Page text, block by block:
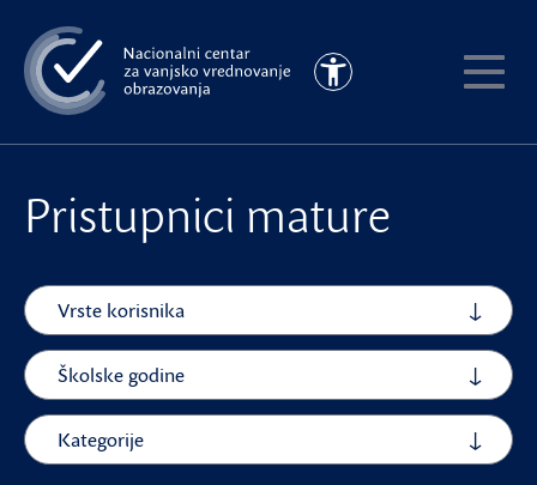
na
glavni
sadržaj
Pristupačnost
Pristupnici mature
Vrste korisnika
Školske godine
Kategorije